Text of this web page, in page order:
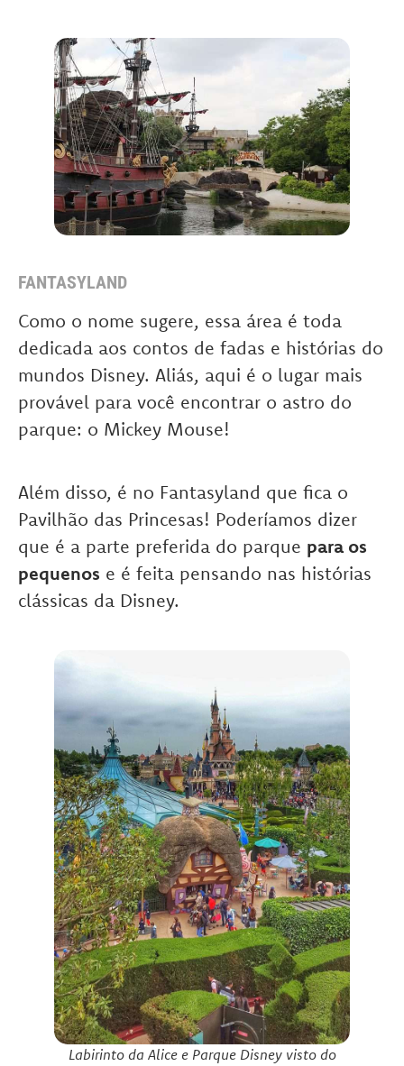
FANTASYLAND
Como o nome sugere, essa área é toda
dedicada aos contos de fadas e histórias do
mundos Disney. Aliás, aqui é o lugar mais
provável para você encontrar o astro do
parque: o Mickey Mouse!
Além disso, é no Fantasyland que fica o
Pavilhão das Princesas! Poderíamos dizer
que é a parte preferida do parque para os
pequenos e é feita pensando nas histórias
clássicas da Disney.
Labirinto da Alice e Parque Disney visto do